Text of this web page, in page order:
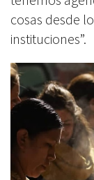
cosas desde
instituciones”.